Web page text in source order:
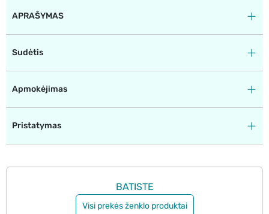
APRAŠYMAS
Sudėtis
Apmokėjimas
Pristatymas
BATISTE
Visi prekės ženklo produktai